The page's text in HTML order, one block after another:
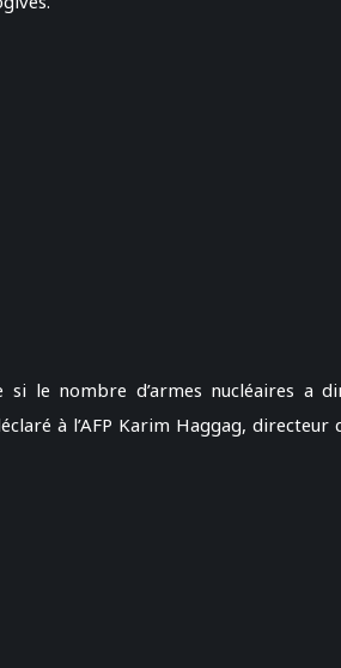
le nombre d’armes nucléaires a
à l’AFP Karim Haggag, directeur